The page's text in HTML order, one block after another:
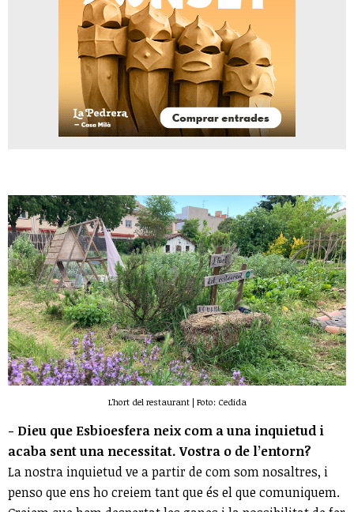
L'hort del restaurant | Foto: Cedida
- Dieu que Esbioesfera neix com a una inquietud i
acaba sent una necessitat. Vostra o de l’entorn?
La nostra inquietud ve a partir de com som nosaltres, i
penso que ens ho creiem tant que és el que comuniquem.